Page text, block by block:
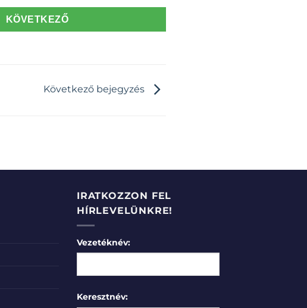
KÖVETKEZŐ
Következő bejegyzés
IRATKOZZON FEL
HÍRLEVELÜNKRE!
Vezetéknév:
Keresztnév: